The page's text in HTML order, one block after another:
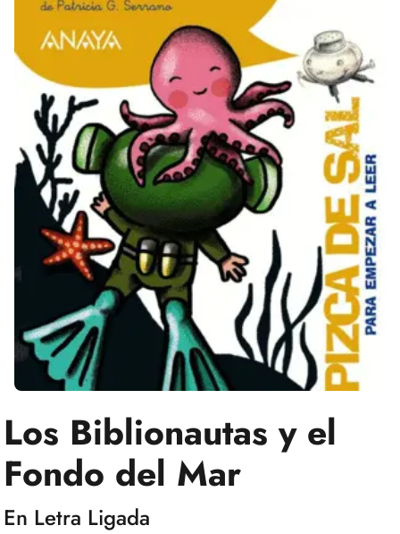
Los Biblionautas y el
Fondo del Mar
En Letra Ligada